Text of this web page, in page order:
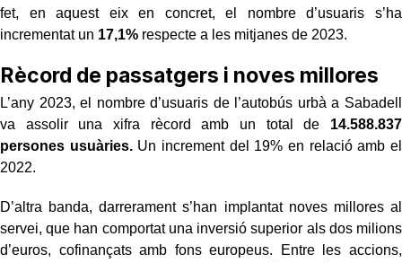
fet, en aquest eix en concret, el nombre d’usuaris s’ha
incrementat un 17,1% respecte a les mitjanes de 2023.
Rècord de passatgers i noves millores
L’any 2023, el nombre d’usuaris de l’autobús urbà a Sabadell
va assolir una xifra rècord amb un total de 14.588.837
persones usuàries.Un increment del 19% en relació amb el
2022.
D’altra banda, darrerament s’han implantat noves millores al
servei, que han comportat una inversió superior als dos milions
d’euros, cofinançats amb fons europeus. Entre les accions,